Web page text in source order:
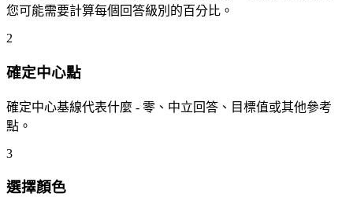
您可能需要計算每個回答級別的百分比。
2
確定中心點
確定中心基線代表什麼 - 零、中立回答、目標值或其他參考
點。
3
選擇顏色